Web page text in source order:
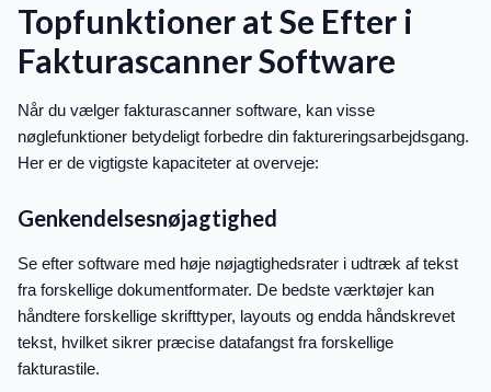
Topfunktioner at Se Efter i
Fakturascanner Software
Når du vælger fakturascanner software, kan visse
nøglefunktioner betydeligt forbedre din faktureringsarbejdsgang.
Her er de vigtigste kapaciteter at overveje:
Genkendelsesnøjagtighed
Se efter software med høje nøjagtighedsrater i udtræk af tekst
fra forskellige dokumentformater. De bedste værktøjer kan
håndtere forskellige skrifttyper, layouts og endda håndskrevet
tekst, hvilket sikrer præcise datafangst fra forskellige
fakturastile.